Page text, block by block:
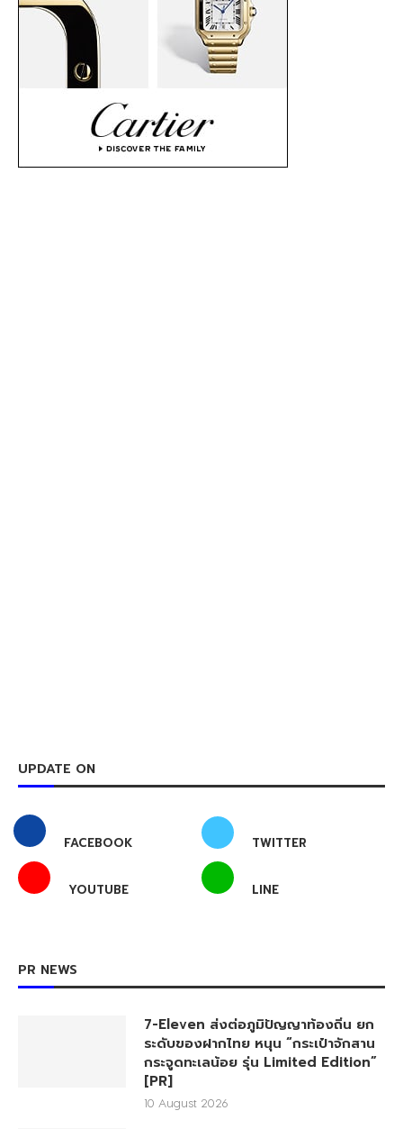
UPDATE ON
FACEBOOK TWITTER
YOUTUBE LINE
PR NEWS
7-Eleven ส่งต่อภูมิปัญญาท้องถิ่น ยก
ระดับของฝากไทย หนุน “กระเป๋าจักสาน
กระจูดทะเลน้อย รุ่น Limited Edition”
[PR]
10 August 2026